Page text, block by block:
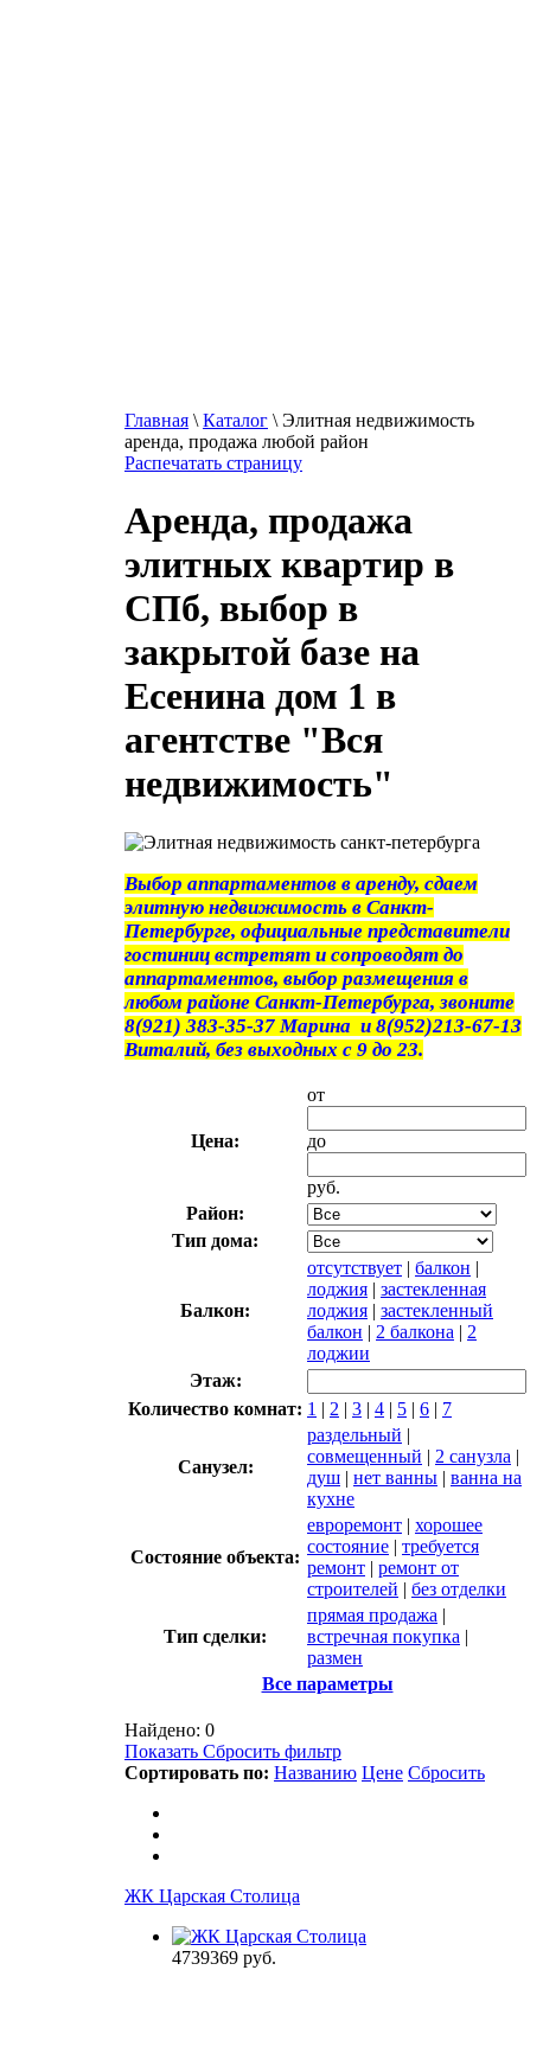
Главная \ Каталог \ Элитная недвижимость
аренда, продажа любой район
Распечатать страницу
Аренда, продажа
элитных квартир в
СПб, выбор в
закрытой базе на
Есенина дом 1 в
агентстве "Вся
недвижимость"
Выбор аппартаментов в аренду, сдаем
элитную недвижимость в Санкт-
Петербурге, официальные представители
гостиниц встретят и сопроводят до
аппартаментов, выбор размещения в
любом районе Санкт-Петербурга, звоните
8(921) 383-35-37 Марина и 8(952)213-67-13
Виталий, без выходных с 9 до 23.
Цена:
от
до
руб.
Район:
Тип дома:
Балкон:
отсутствует | балкон |
лоджия | застекленная
лоджия | застекленный
балкон | 2 балкона | 2
лоджии
Этаж:
Количество комнат: 1 | 2 | 3 | 4 | 5 | 6 | 7
Санузел:
раздельный |
совмещенный | 2 санузла |
душ | нет ванны | ванна на
кухне
Состояние объекта:
евроремонт | хорошее
состояние | требуется
ремонт | ремонт от
строителей | без отделки
Тип сделки:
прямая продажа |
встречная покупка |
размен
Все параметры
Найдено: 0
Показать Сбросить фильтр
Сортировать по: Названию Цене Сбросить
ЖК Царская Столица
4739369 руб.